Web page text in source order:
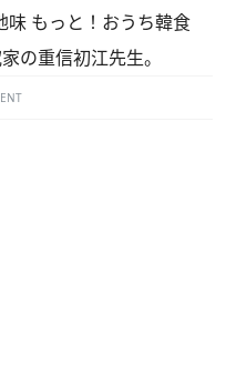
もっと！おうち韓食
の重信初江先生。